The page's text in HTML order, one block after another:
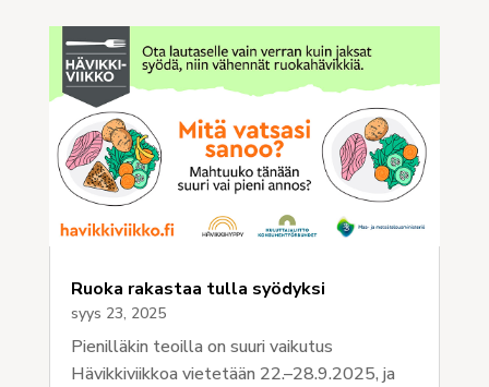
Ruoka rakastaa tulla syödyksi
syys 23, 2025
Pienilläkin teoilla on suuri vaikutus
Hävikkiviikkoa vietetään 22.–28.9.2025, ja